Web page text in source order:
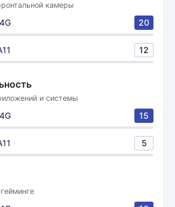
камеры
20
12
и системы
15
5